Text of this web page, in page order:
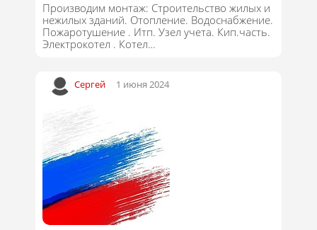
Производим монтаж: Строительство жилых и
нежилых зданий. Отопление. Водоснабжение.
Пожаротушение . Итп. Узел учета. Кип.часть.
Электрокотел . Котел…
Сергей 1 июня 2024